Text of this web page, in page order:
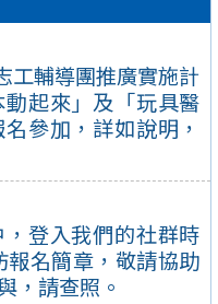
工輔導團推廣實施計
起來」及「玩具醫
參加，詳如說明，
登入我們的社群時
名簡章，敬請協助
，請查照。